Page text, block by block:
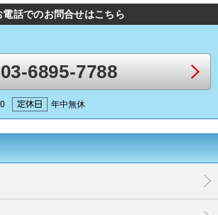
電話でのお問合せはこちら
03-6895-7788
年中無休